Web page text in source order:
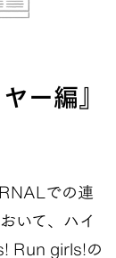
ー編』
での連
いて、ハイ
Run girls!の